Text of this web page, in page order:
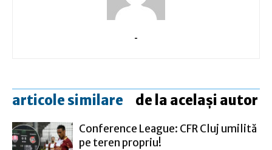
-
articole similare de la același autor
Conference League: CFR Cluj umilită
pe teren propriu!